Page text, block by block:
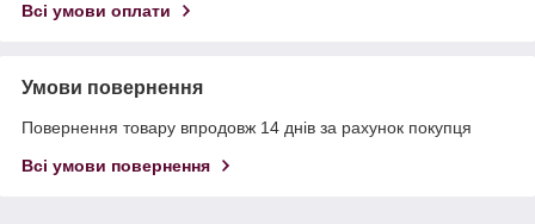
Всі умови оплати
Умови повернення
Повернення товару впродовж 14 днів за рахунок покупця
Всі умови повернення